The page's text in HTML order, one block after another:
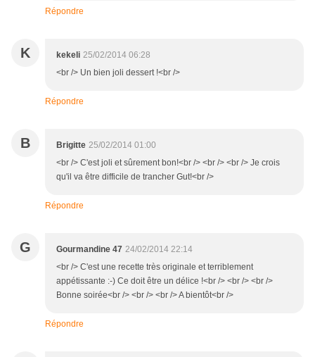
Répondre
K kekeli 25/02/2014 06:28
<br /> Un bien joli dessert !<br />
Répondre
B Brigitte 25/02/2014 01:00
<br /> C'est joli et sûrement bon!<br /> <br /> <br /> Je crois
qu'il va être difficile de trancher Gut!<br />
Répondre
G Gourmandine 47 24/02/2014 22:14
<br /> C'est une recette très originale et terriblement
appétissante :-) Ce doit être un délice !<br /> <br /> <br />
Bonne soirée<br /> <br /> <br /> A bientôt<br />
Répondre